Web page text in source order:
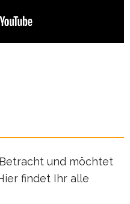
und möchtet
findet Ihr alle